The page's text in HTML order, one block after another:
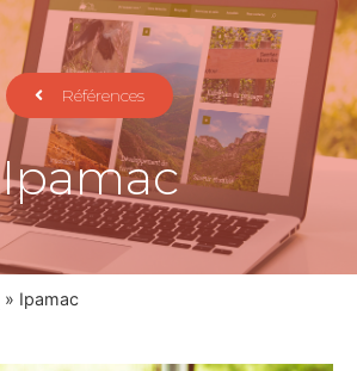
Références
Ipamac
» Ipamac